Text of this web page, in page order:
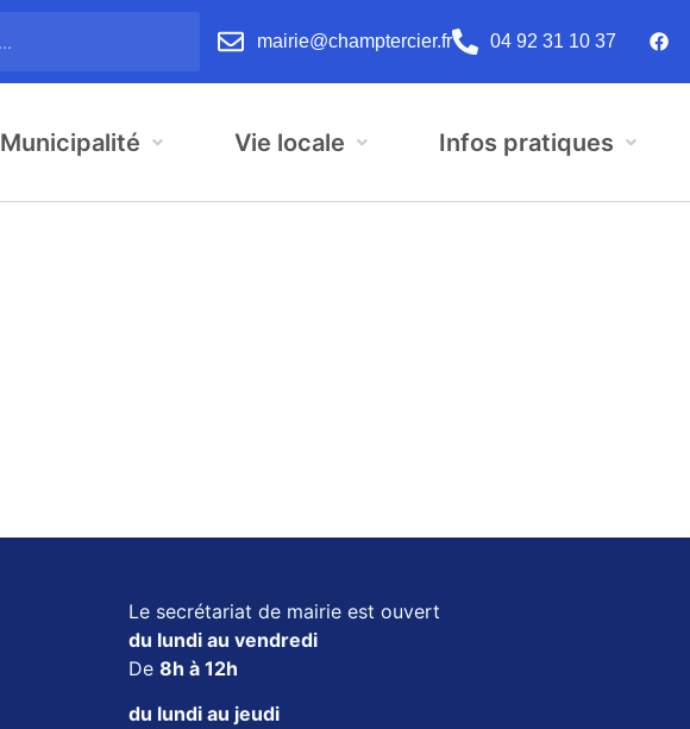
mairie@champtercier.fr 04 92 31 10 37
Municipalité Vie locale Infos pratiques
Le secrétariat de mairie est ouvert
du lundi au vendredi
De 8h à 12h
du lundi au jeudi